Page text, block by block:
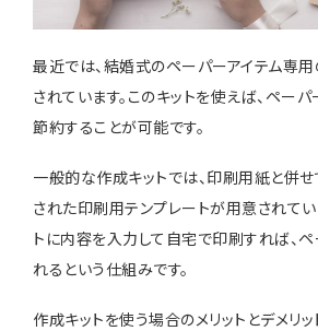
最近では、結婚式のペーパーアイテム専
されています。このキットを使えば、ペー
節約することが可能です。
一般的な作成キットでは、印刷用紙と併
された印刷用テンプレートが用意されてい
トに内容を入力して自宅で印刷すれば、
れるという仕組みです。
作成キットを使う場合のメリットとデメリッ